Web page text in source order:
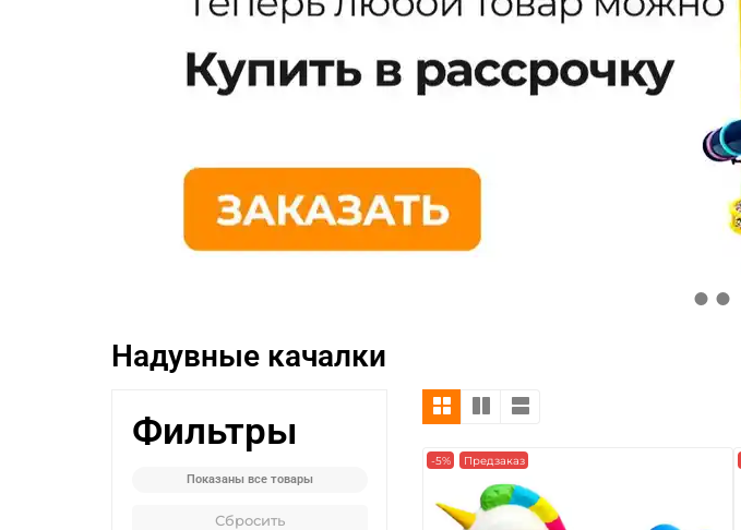
Надувные качалки
-5% Предзаказ
Фильтры
Показаны все товары
Сбросить